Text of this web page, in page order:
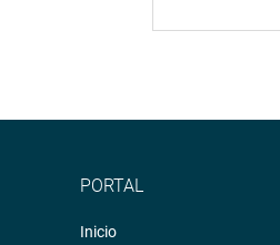
PORTAL
Inicio